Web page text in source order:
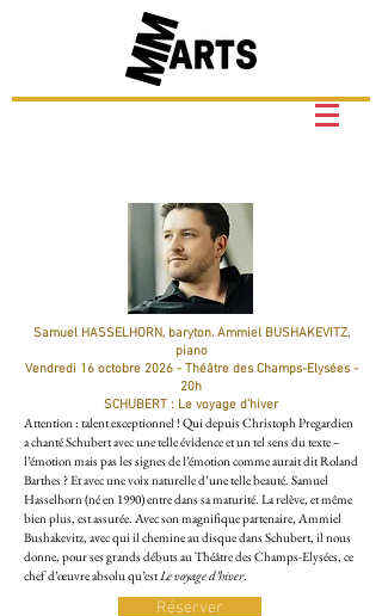
Samuel HASSELHORN, baryton. Ammiel BUSHAKEVITZ,
piano
Vendredi 16 octobre 2026 - Théâtre des Champs-Elysées -
20h
SCHUBERT : Le voyage d'hiver
Attention : talent exceptionnel ! Qui depuis Christoph Pregardien
a chanté Schubert avec une telle évidence et un tel sens du texte –
l’émotion mais pas les signes de l’émotion comme aurait dit Roland
Barthes ? Et avec une voix naturelle d’une telle beauté. Samuel
Hasselhorn (né en 1990) entre dans sa maturité. La relève, et même
bien plus, est assurée. Avec son magnifique partenaire, Ammiel
Bushakevitz, avec qui il chemine au disque dans Schubert, il nous
donne, pour ses grands débuts au Théâtre des Champs-Elysées, ce
chef d’œuvre absolu qu’estLe voyage d’hiver.
Réserver